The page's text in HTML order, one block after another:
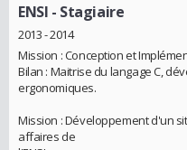
ENSI - Stagiaire
2013 - 2014
Mission : Conception et
Bilan : Maitrise du langage C,
ergonomiques.
Mission : Développement d'un
affaires de